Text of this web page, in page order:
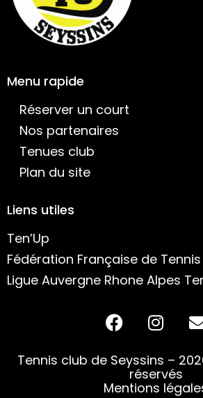
Menu rapide
Réserver un court
Nos partenaires
Tenues club
Plan du site
Liens utiles
Ten’Up
Fédération Française de Tennis
Ligue Auvergne Rhone Alpes
Tennis club de Seyssins –
réservés
Mentions